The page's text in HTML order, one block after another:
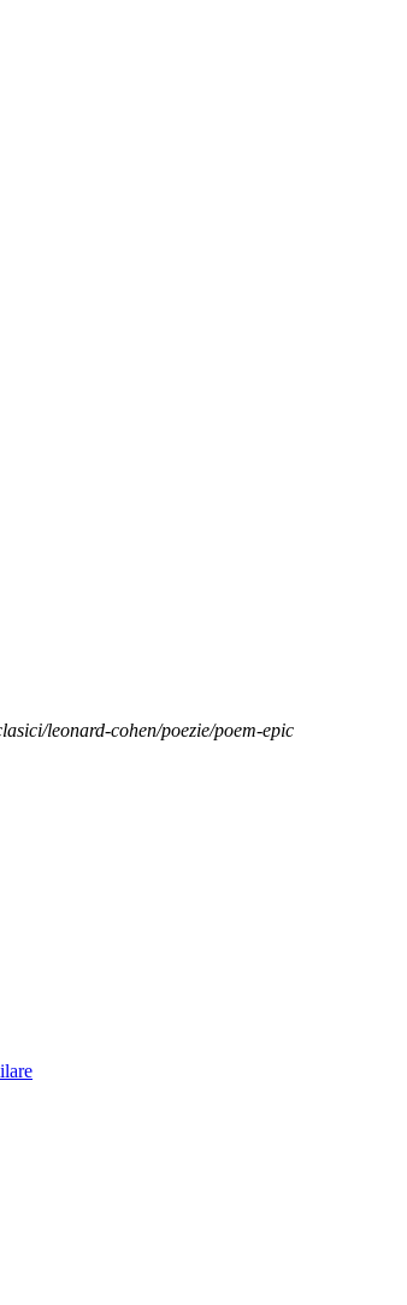
leonard-cohen/poezie/poem-epic